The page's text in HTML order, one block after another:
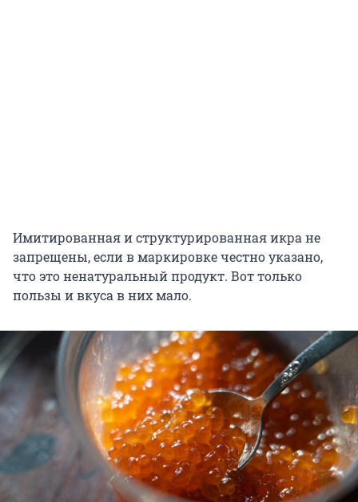
Имитированная и структурированная икра не
запрещены, если в маркировке честно указано,
что это ненатуральный продукт. Вот только
пользы и вкуса в них мало.